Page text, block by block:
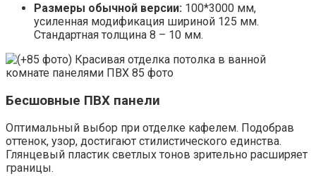
Размеры обычной версии: 100*3000 мм,
усиленная модификация шириной 125 мм.
Стандартная толщина 8 – 10 мм.
Бесшовные ПВХ панели
Оптимальный выбор при отделке кафелем. Подобрав
оттенок, узор, достигают стилистического единства.
Глянцевый пластик светлых тонов зрительно расширяет
границы.